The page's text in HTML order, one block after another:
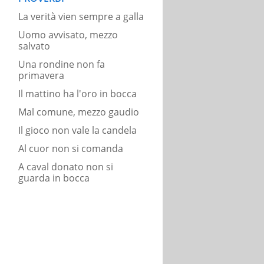
La verità vien sempre a galla
Uomo avvisato, mezzo
salvato
Una rondine non fa
primavera
Il mattino ha l'oro in bocca
Mal comune, mezzo gaudio
Il gioco non vale la candela
Al cuor non si comanda
A caval donato non si
guarda in bocca